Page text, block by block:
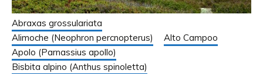
Abraxas grossulariata
Alimoche (Neophron percnopterus)
Alto Campoo
Apolo (Parnassius apollo)
Bisbita alpino (Anthus spinoletta)